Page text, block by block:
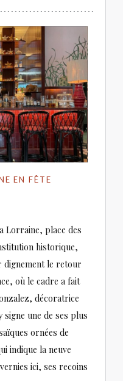
EN FÊTE
Lorraine, place des
historique,
dignement le retour
où le cadre a fait
décoratrice
une de ses plus
ornées de
indique la neuve
ici, ses recoins